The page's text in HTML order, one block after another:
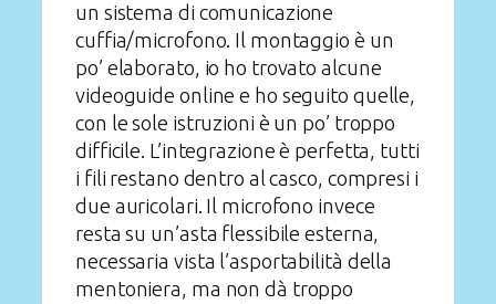
un sistema di comunicazione
cuffia/microfono. Il montaggio è un
po’ elaborato, io ho trovato alcune
videoguide online e ho seguito quelle,
con le sole istruzioni è un po’ troppo
difficile. L’integrazione è perfetta, tutti
i fili restano dentro al casco, compresi i
due auricolari. Il microfono invece
resta su un’asta flessibile esterna,
necessaria vista l’asportabilità della
mentoniera, ma non dà troppo